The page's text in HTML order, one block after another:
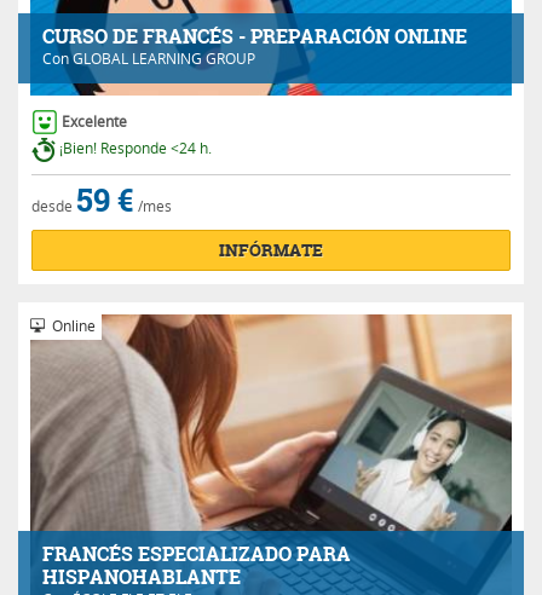
CURSO DE FRANCÉS - PREPARACIÓN ONLINE
ConGLOBAL LEARNING GROUP
Excelente
¡Bien! Responde <24 h.
desde 59 € /mes
INFÓRMATE
FRANCÉS ESPECIALIZADO PARA
HISPANOHABLANTE
Online